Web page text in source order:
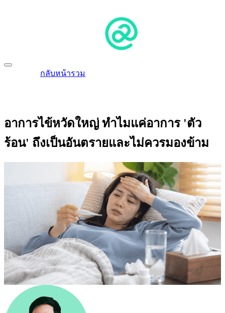
กลับหน้ารวม
อาการไข้หวัดใหญ่ ทำไมแค่อาการ 'ตัว
ร้อน' ถึงเป็นอันตรายและไม่ควรมองข้าม